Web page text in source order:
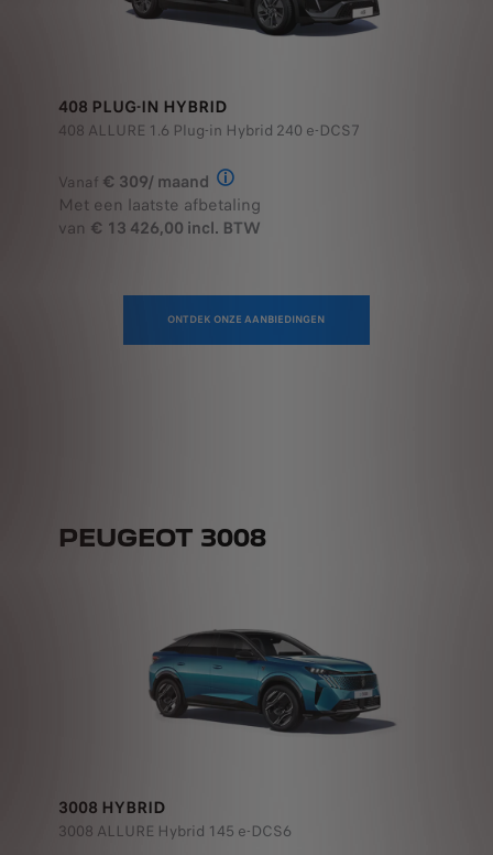
408 PLUG-IN HYBRID
408 ALLURE 1.6 Plug-in Hybrid 240 e-DCS7
€ 309/ maand
Illustratief voorbeeld van het
Met een laatste afbetaling
van € 13 426,00 incl. BTW
PEUGEOT 3008
3008 HYBRID
3008 ALLURE Hybrid 145 e-DCS6